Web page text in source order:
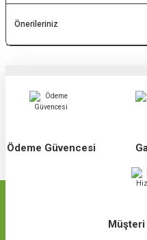
Önerileriniz
Ödeme Güvencesi